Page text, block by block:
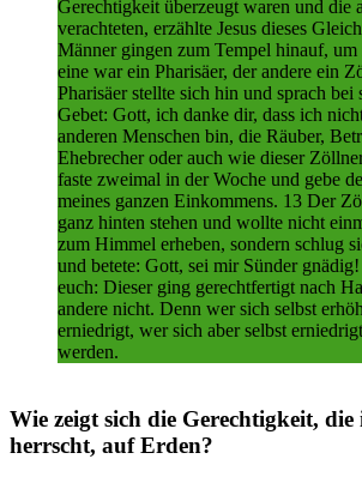
Gerechtigkeit überzeugt waren und die
verachteten, erzählte Jesus dieses
Männer gingen zum Tempel hinauf, um
eine war ein Pharisäer, der andere ein
Pharisäer stellte sich hin und sprach bei
Gebet: Gott, ich danke dir, dass ich
anderen Menschen bin, die Räuber,
Ehebrecher oder auch wie dieser
faste zweimal in der Woche und gebe
meines ganzen Einkommens. 13 Der
ganz hinten stehen und wollte nicht
zum Himmel erheben, sondern schlug
und betete: Gott, sei mir Sünder
euch: Dieser ging gerechtfertigt nach
andere nicht. Denn wer sich selbst
erniedrigt, wer sich aber selbst
werden.
Wie zeigt sich die Gerechtigkeit,
herrscht, auf Erden?